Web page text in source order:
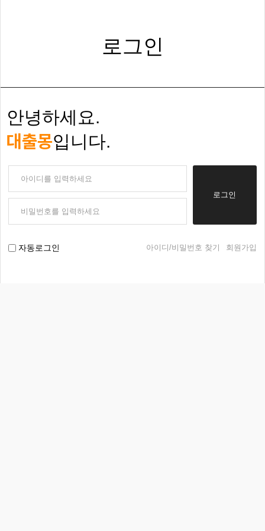
로그인
안녕하세요.
대출몽입니다.
로그인
자동로그인 아이디/비밀번호 찾기 회원가입